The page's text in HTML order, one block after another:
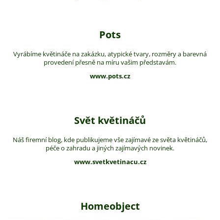
Pots
Vyrábíme květináče na zakázku, atypické tvary, rozměry a barevná
provedení přesně na míru vašim představám.
www.pots.cz
Svět květináčů
Náš firemní blog, kde publikujeme vše zajímavé ze světa květináčů,
péče o zahradu a jiných zajímavých novinek.
www.svetkvetinacu.cz
Homeobject